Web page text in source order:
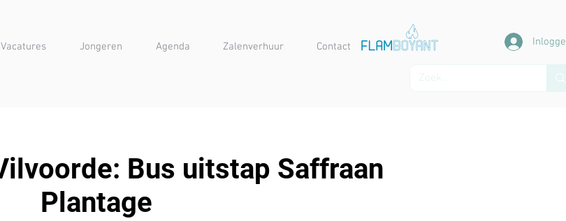
Vacatures Jongeren Agenda Zalenverhuur Contact
Bus uitstap Saffraan
Plantage